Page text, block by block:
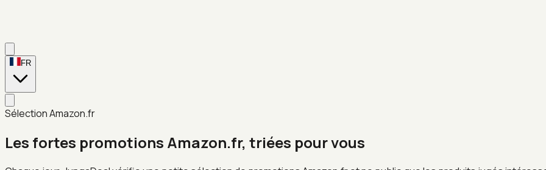
FR
Sélection Amazon.fr
Les fortes promotions Amazon.fr, triées pour vous